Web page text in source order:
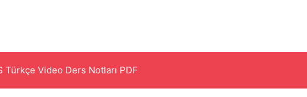
Türkçe Video Ders Notları PDF